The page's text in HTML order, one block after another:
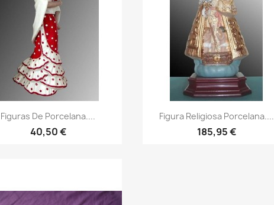
Figuras De Porcelana....
40,50 €
Figura Religiosa Porcelana....
185,95 €